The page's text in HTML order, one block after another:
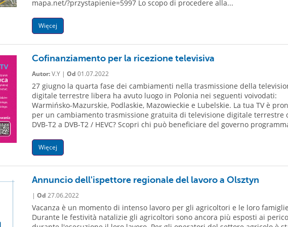
mapa.net/?przystapienie=5997 Lo scopo di procedere alla...
Więcej
Cofinanziamento per la ricezione televisiva
Autor:V.Y | Od 01.07.2022
27 giugno la quarta fase dei cambiamenti nella trasmissione della
digitale terrestre libera ha avuto luogo in Polonia nei seguenti voivodati:
Warmińsko-Mazurskie, Podlaskie, Mazowieckie e Lubelskie. La tua TV è
per un cambiamento trasmissione gratuita di televisione digitale terrestre
DVB-T2 a DVB-T2 / HEVC? Scopri chi può beneficiare del governo
Więcej
Annuncio dell'ispettore regionale del lavoro a Olsztyn
| Od 27.06.2022
Vacanza è un momento di intenso lavoro per gli agricoltori e le loro
Durante le festività natalizie gli agricoltori sono ancora più esposti ai